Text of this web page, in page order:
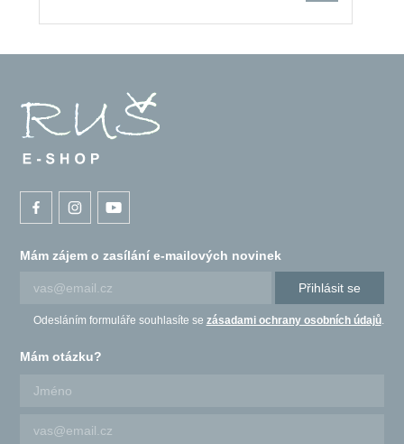
Mám zájem o zasílání e-mailových novinek
Přihlásit se
Odesláním formuláře souhlasíte se zásadami ochrany osobních údajů.
Mám otázku?